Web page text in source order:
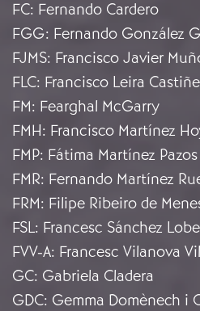
FC: Fernando Cardero
FGG: Fernando González
FJMS: Francisco Javier
FLC: Francisco Leira
FM: Fearghal McGarry
FMH: Francisco Martínez
FMP: Fátima Martínez Pazos
FMR: Fernando Martínez
FRM: Filipe Ribeiro de
FSL: Francesc Sánchez
FVV-A: Francesc Vilanova
GC: Gabriela Cladera
GDC: Gemma Domènech i